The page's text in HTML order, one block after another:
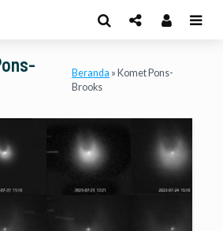
Beranda » Komet Pons-
Brooks